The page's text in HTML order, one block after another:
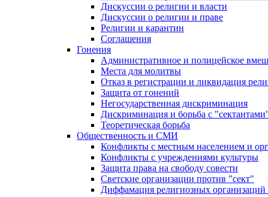
Дискуссии о религии и власти
Дискуссии о религии и праве
Религии и карантин
Соглашения
Гонения
Административное и полицейское
Места для молитвы
Отказ в регистрации и ликвидация
Защита от гонений
Негосударственная дискриминация
Дискриминация и борьба с
Теоретическая борьба
Общественность и СМИ
Конфликты с местным населением и
Конфликты с учреждениями культуры
Защита права на свободу совести
Светские организации против "сект"
Диффамация религиозных